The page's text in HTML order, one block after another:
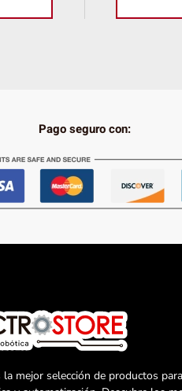
Pago seguro con:
mejor selección de productos